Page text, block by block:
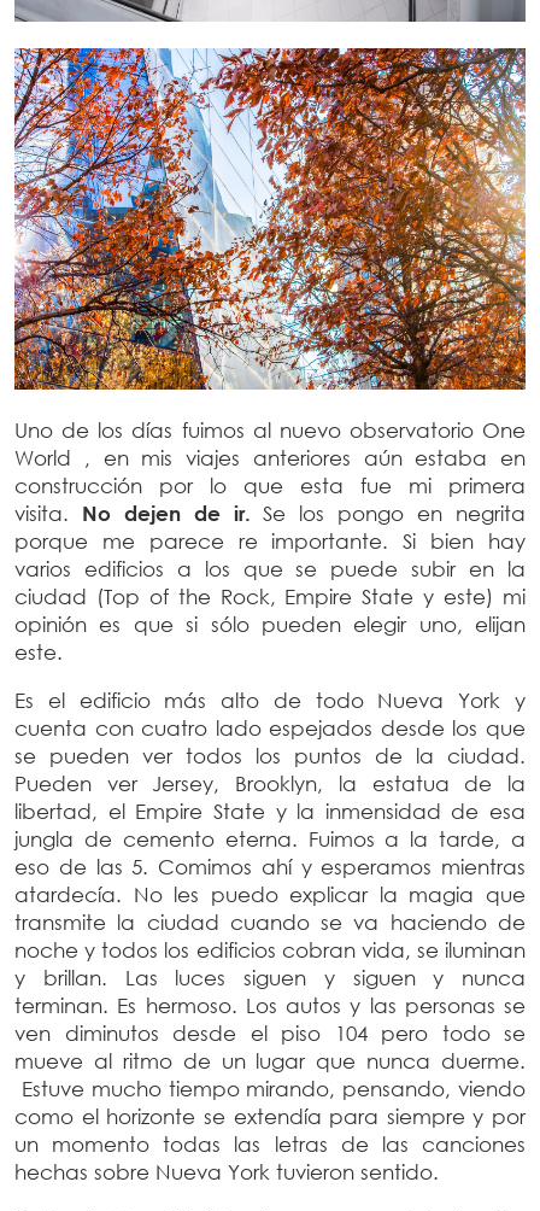
Uno de los días fuimos al nuevo observatorio One
World , en mis viajes anteriores aún estaba en
construcción por lo que esta fue mi primera
visita. No dejen de ir.Se los pongo en negrita
porque me parece re importante. Si bien hay
varios edificios a los que se puede subir en la
ciudad (Top of the Rock, Empire State y este) mi
opinión es que si sólo pueden elegir uno, elijan
este.
Es el edificio más alto de todo Nueva York y
cuenta con cuatro lado espejados desde los que
se pueden ver todos los puntos de la ciudad.
Pueden ver Jersey, Brooklyn, la estatua de la
libertad, el Empire State y la inmensidad de esa
jungla de cemento eterna. Fuimos a la tarde, a
eso de las 5. Comimos ahí y esperamos mientras
atardecía. No les puedo explicar la magia que
transmite la ciudad cuando se va haciendo de
noche y todos los edificios cobran vida, se iluminan
y brillan. Las luces siguen y siguen y nunca
terminan. Es hermoso. Los autos y las personas se
ven diminutos desde el piso 104 pero todo se
mueve al ritmo de un lugar que nunca duerme.
Estuve mucho tiempo mirando, pensando, viendo
como el horizonte se extendía para siempre y por
un momento todas las letras de las canciones
hechas sobre Nueva York tuvieron sentido.